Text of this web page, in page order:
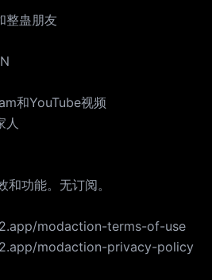
整蛊朋友
和YouTube视频
人
功能。无订阅。
modaction-terms-of-use
modaction-privacy-policy